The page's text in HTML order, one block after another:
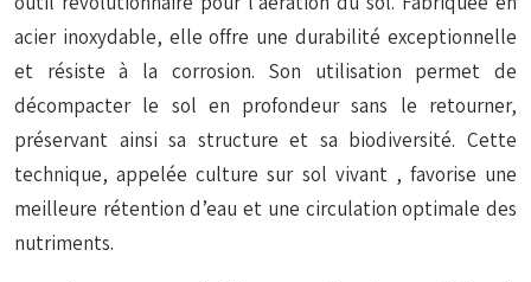
acier inoxydable, elle offre une durabilité exceptionnelle
et résiste à la corrosion. Son utilisation permet de
décompacter le sol en profondeur sans le retourner,
préservant ainsi sa structure et sa biodiversité. Cette
technique, appeléeculture sur sol vivant , favorise une
meilleure rétention d’eau et une circulation optimale des
nutriments.